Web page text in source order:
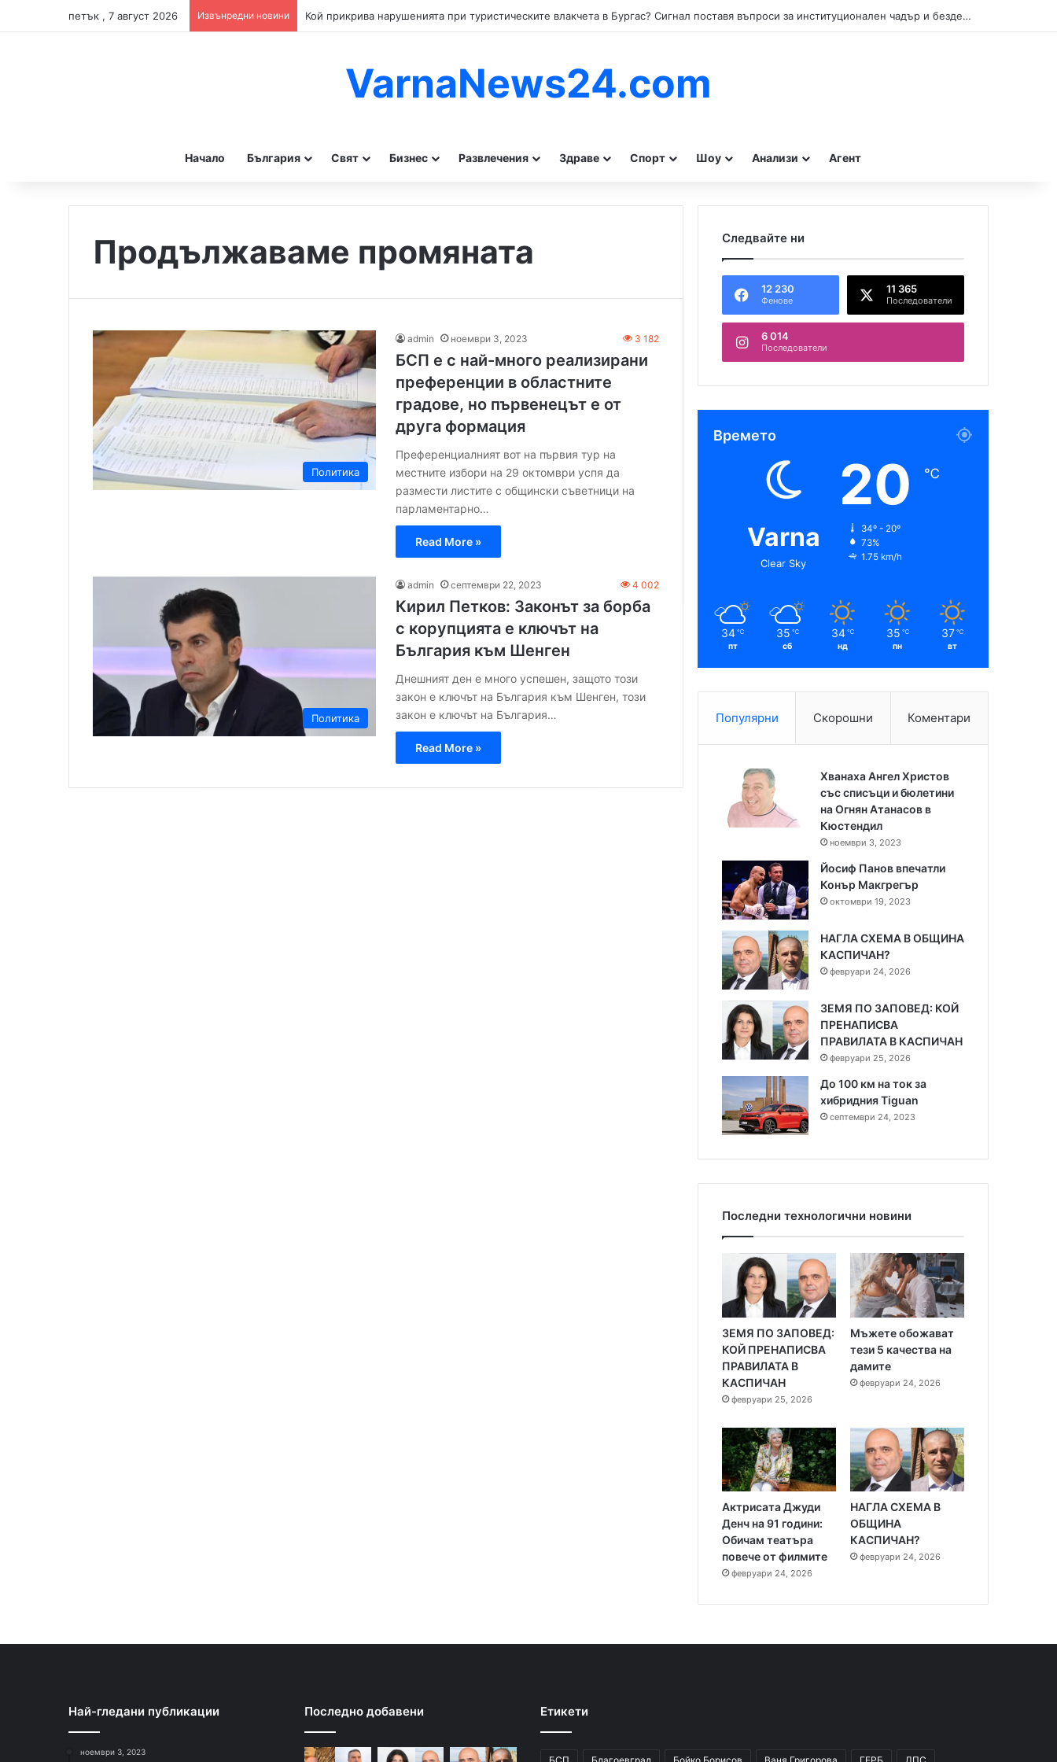
петък , 7 август 2026 Извънредни новини Кой прикрива нарушенията при туристическите влакчета в Бургас? Сигнал поставя въпроси за институционален чадър и бездействие на контролните органи.
VarnaNews24.com
Начало България Свят Бизнес Развлечения Здраве Спорт Шоу Анализи Агент
Продължаваме промяната
Политика
admin ноември 3, 2023 3 182
БСП е с най-много реализирани
преференции в областните
градове, но първенецът е от
друга формация
Преференциалният вот на първия тур на
местните избори на 29 октомври успя да
размести листите с общински съветници на
парламентарно…
Read More »
Политика
admin септември 22, 2023 4 002
Кирил Петков: Законът за борба
с корупцията е ключът на
България към Шенген
Днешният ден е много успешен, защото този
закон е ключът на България към Шенген, този
закон е ключът на България…
Read More »
Следвайте ни
12 230
Фенове
11 365
Последователи
6 014
Последователи
Времето
Varna
Clear Sky
20 ℃
34º - 20º
73%
1.75 km/h
34 ℃
пт
35 ℃
сб
34 ℃
нд
35 ℃
пн
37 ℃
вт
Популярни Скорошни Коментари
Хванаха Ангел Христов
със списъци и бюлетини
на Огнян Атанасов в
Кюстендил
ноември 3, 2023
Йосиф Панов впечатли
Конър Макгрегър
октомври 19, 2023
НАГЛА СХЕМА В ОБЩИНА
КАСПИЧАН?
февруари 24, 2026
ЗЕМЯ ПО ЗАПОВЕД: КОЙ
ПРЕНАПИСВА
ПРАВИЛАТА В КАСПИЧАН
февруари 25, 2026
До 100 км на ток за
хибридния Tiguan
септември 24, 2023
Последни технологични новини
ЗЕМЯ ПО ЗАПОВЕД:
КОЙ ПРЕНАПИСВА
ПРАВИЛАТА В
КАСПИЧАН
февруари 25, 2026
Мъжете обожават
тези 5 качества на
дамите
февруари 24, 2026
Актрисата Джуди
Денч на 91 години:
Обичам театъра
повече от филмите
февруари 24, 2026
НАГЛА СХЕМА В
ОБЩИНА
КАСПИЧАН?
февруари 24, 2026
Най-гледани публикации
ноември 3, 2023
Последно добавени Етикети